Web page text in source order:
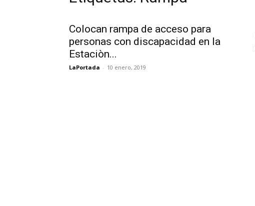
Colocan rampa de acceso para
personas con discapacidad en la
Estaciòn...
LaPortada - 10 enero, 2019